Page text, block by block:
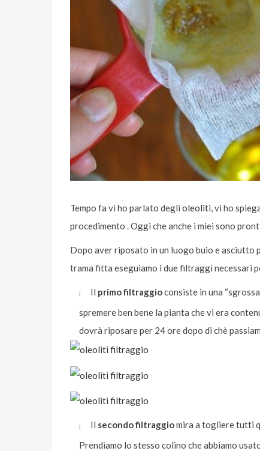
Tempo fa vi ho parlato degli oleoliti, vi ho
procedimento . Oggi che anche i miei sono
Dopo aver riposato in un luogo buio e asciutto
trama fitta eseguiamo i due filtraggi necessari
Il primo filtraggioconsiste in una
spremere ben bene la pianta che vi era
dovrà riposare per 24 ore dopo di chè
Il secondo filtraggiomira a togliere tutti
Prendiamo lo stesso colino che abbiamo